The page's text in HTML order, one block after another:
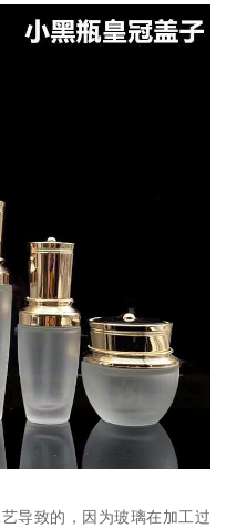
导致的，因为玻璃在加工过